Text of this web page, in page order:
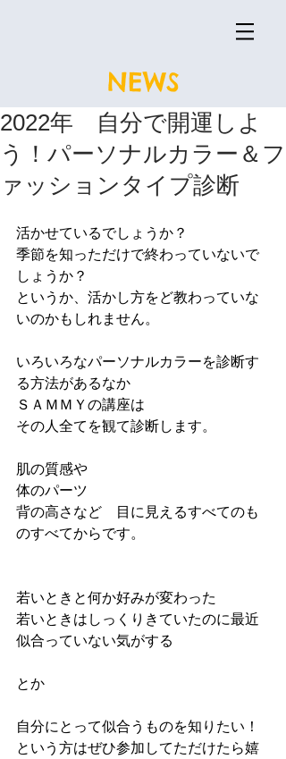
NEWS
2022年 自分で開運しよ
う！パーソナルカラー＆フ
ァッションタイプ診断
活かせているでしょうか？
季節を知っただけで終わっていないで
しょうか？
というか、活かし方をど教わっていな
いのかもしれません。
いろいろなパーソナルカラーを診断す
る方法があるなか
ＳＡＭＭＹの講座は
その人全てを観て診断します。
肌の質感や
体のパーツ
背の高さなど　目に見えるすべてのも
のすべてからです。
若いときと何か好みが変わった
若いときはしっくりきていたのに最近
似合っていない気がする
とか
自分にとって似合うものを知りたい！
という方はぜひ参加してただけたら嬉